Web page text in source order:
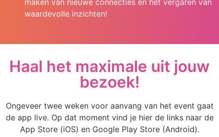
waardevolle inzichten!
Haal het maximale uit jouw
bezoek!
Ongeveer twee weken voor aanvang van het event gaat
de app live. Op dat moment vind je hier de links naar de
App Store (iOS) en Google Play Store (Android).